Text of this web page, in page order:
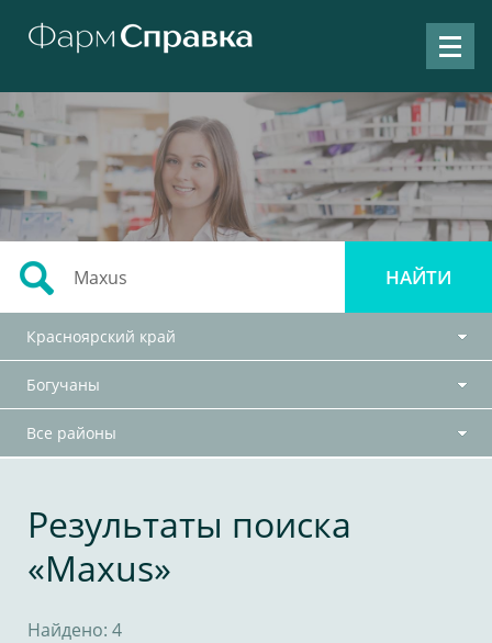
Красноярский край
Богучаны
Все районы
Результаты поиска
«Maxus»
Найдено: 4